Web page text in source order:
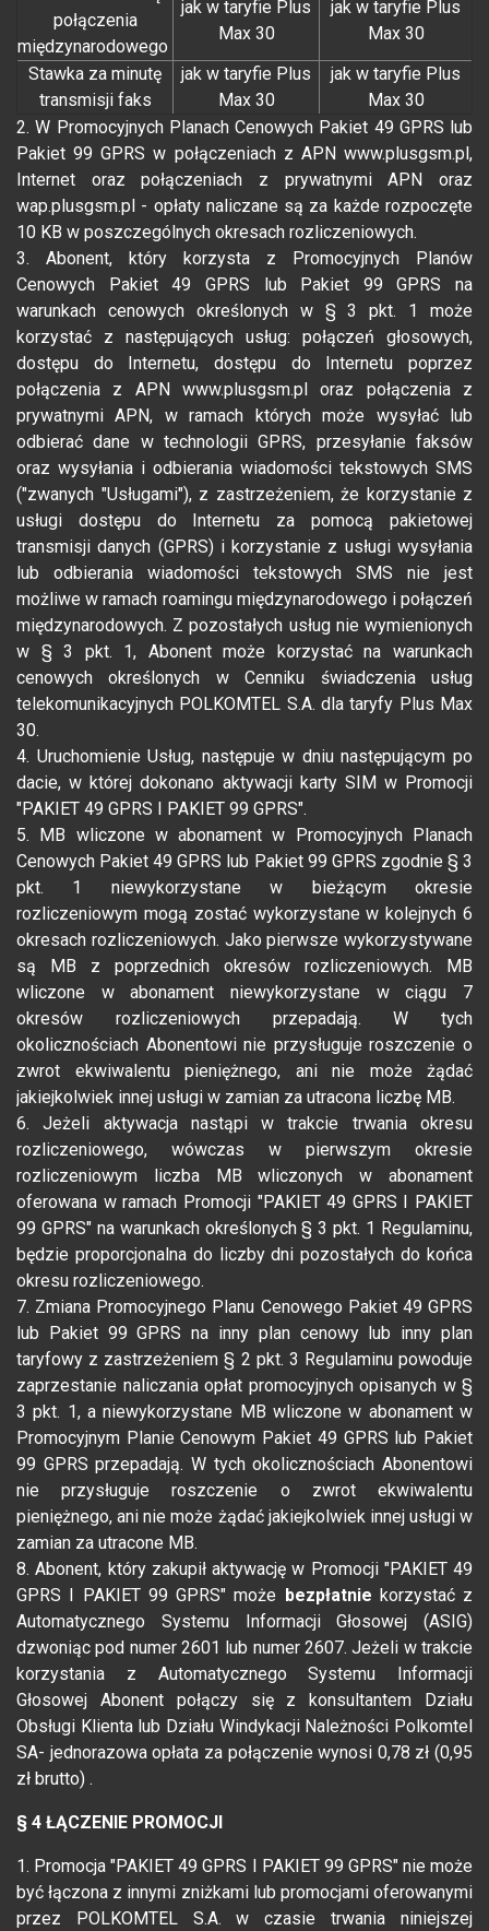
połączenia
międzynarodowego
jak w taryfie Plus
Max 30
jak w taryfie Plus
Max 30
Stawka za minutę
transmisji faks
jak w taryfie Plus
Max 30
jak w taryfie Plus
Max 30
2. W Promocyjnych Planach Cenowych Pakiet 49 GPRS lub
Pakiet 99 GPRS w połączeniach z APN www.plusgsm.pl,
Internet oraz połączeniach z prywatnymi APN oraz
wap.plusgsm.pl - opłaty naliczane są za każde rozpoczęte
10 KB w poszczególnych okresach rozliczeniowych.
3. Abonent, który korzysta z Promocyjnych Planów
Cenowych Pakiet 49 GPRS lub Pakiet 99 GPRS na
warunkach cenowych określonych w § 3 pkt. 1 może
korzystać z następujących usług: połączeń głosowych,
dostępu do Internetu, dostępu do Internetu poprzez
połączenia z APN www.plusgsm.pl oraz połączenia z
prywatnymi APN, w ramach których może wysyłać lub
odbierać dane w technologii GPRS, przesyłanie faksów
oraz wysyłania i odbierania wiadomości tekstowych SMS
("zwanych "Usługami"), z zastrzeżeniem, że korzystanie z
usługi dostępu do Internetu za pomocą pakietowej
transmisji danych (GPRS) i korzystanie z usługi wysyłania
lub odbierania wiadomości tekstowych SMS nie jest
możliwe w ramach roamingu międzynarodowego i połączeń
międzynarodowych. Z pozostałych usług nie wymienionych
w § 3 pkt. 1, Abonent może korzystać na warunkach
cenowych określonych w Cenniku świadczenia usług
telekomunikacyjnych POLKOMTEL S.A. dla taryfy Plus Max
30.
4. Uruchomienie Usług, następuje w dniu następującym po
dacie, w której dokonano aktywacji karty SIM w Promocji
"PAKIET 49 GPRS I PAKIET 99 GPRS".
5. MB wliczone w abonament w Promocyjnych Planach
Cenowych Pakiet 49 GPRS lub Pakiet 99 GPRS zgodnie § 3
pkt. 1 niewykorzystane w bieżącym okresie
rozliczeniowym mogą zostać wykorzystane w kolejnych 6
okresach rozliczeniowych. Jako pierwsze wykorzystywane
są MB z poprzednich okresów rozliczeniowych. MB
wliczone w abonament niewykorzystane w ciągu 7
okresów rozliczeniowych przepadają. W tych
okolicznościach Abonentowi nie przysługuje roszczenie o
zwrot ekwiwalentu pieniężnego, ani nie może żądać
jakiejkolwiek innej usługi w zamian za utracona liczbę MB.
6. Jeżeli aktywacja nastąpi w trakcie trwania okresu
rozliczeniowego, wówczas w pierwszym okresie
rozliczeniowym liczba MB wliczonych w abonament
oferowana w ramach Promocji "PAKIET 49 GPRS I PAKIET
99 GPRS" na warunkach określonych § 3 pkt. 1 Regulaminu,
będzie proporcjonalna do liczby dni pozostałych do końca
okresu rozliczeniowego.
7. Zmiana Promocyjnego Planu Cenowego Pakiet 49 GPRS
lub Pakiet 99 GPRS na inny plan cenowy lub inny plan
taryfowy z zastrzeżeniem § 2 pkt. 3 Regulaminu powoduje
zaprzestanie naliczania opłat promocyjnych opisanych w §
3 pkt. 1, a niewykorzystane MB wliczone w abonament w
Promocyjnym Planie Cenowym Pakiet 49 GPRS lub Pakiet
99 GPRS przepadają. W tych okolicznościach Abonentowi
nie przysługuje roszczenie o zwrot ekwiwalentu
pieniężnego, ani nie może żądać jakiejkolwiek innej usługi w
zamian za utracone MB.
8. Abonent, który zakupił aktywację w Promocji "PAKIET 49
GPRS I PAKIET 99 GPRS" może
bezpłatnie korzystać z
Automatycznego Systemu Informacji Głosowej (ASIG)
dzwoniąc pod numer 2601 lub numer 2607. Jeżeli w trakcie
korzystania z Automatycznego Systemu Informacji
Głosowej Abonent połączy się z konsultantem Działu
Obsługi Klienta lub Działu Windykacji Należności Polkomtel
SA- jednorazowa opłata za połączenie wynosi 0,78 zł (0,95
zł brutto) .
§ 4 ŁĄCZENIE PROMOCJI
1. Promocja "PAKIET 49 GPRS I PAKIET 99 GPRS" nie może
być łączona z innymi zniżkami lub promocjami oferowanymi
przez POLKOMTEL S.A. w czasie trwania niniejszej